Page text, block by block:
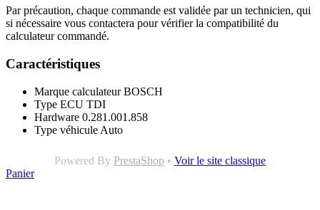
Par précaution, chaque commande est validée par un technicien, qui
si nécessaire vous contactera pour vérifier la compatibilité du
calculateur commandé.
Caractéristiques
Marque calculateur BOSCH
Type ECU TDI
Hardware 0.281.001.858
Type véhicule Auto
Powered By PrestaShop • Voir le site classique
Panier